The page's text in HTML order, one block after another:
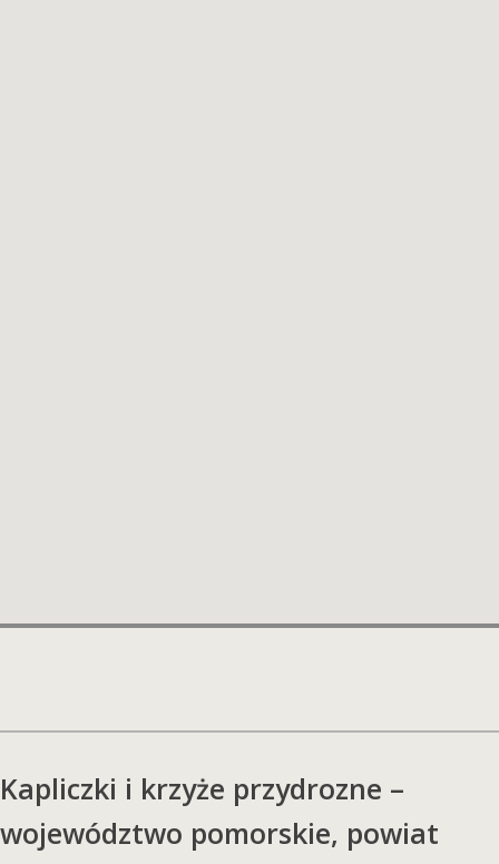
Kapliczki i krzyże przydrozne –
województwo pomorskie, powiat